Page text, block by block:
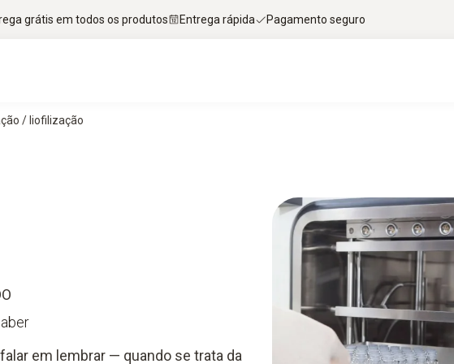
grátis em todos os produtos Entrega rápida Pagamento seguro
/ liofilização
em lembrar — quando se trata da